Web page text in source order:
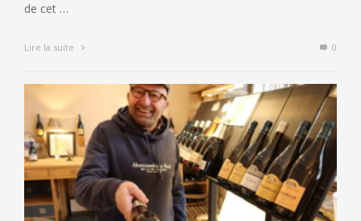
de cet …
Lire la suite 0